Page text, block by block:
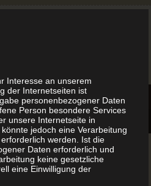
Interesse an unserem
der Internetseiten ist
personenbezogener Daten
Person besondere Services
unsere Internetseite in
jedoch eine Verarbeitung
werden. Ist die
Daten erforderlich und
keine gesetzliche
eine Einwilligung der